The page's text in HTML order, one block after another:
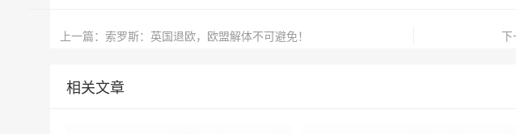
上一篇：索罗斯：英国退欧，欧盟解体不可避免！ 下
相关文章